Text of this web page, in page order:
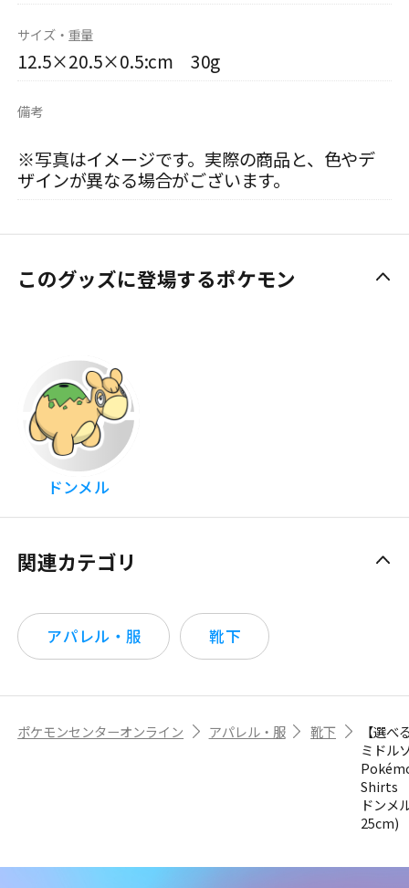
サイズ・重量
12.5×20.5×0.5:cm 30g
備考
※写真はイメージです。実際の商品と、色やデ
ザインが異なる場合がございます。
このグッズに登場するポケモン
ドンメル
関連カテゴリ
アパレル・服 靴下
ポケモンセンターオンライン アパレル・服 靴下
【選べ
ミドル
Shirts
ドンメ
25cm)